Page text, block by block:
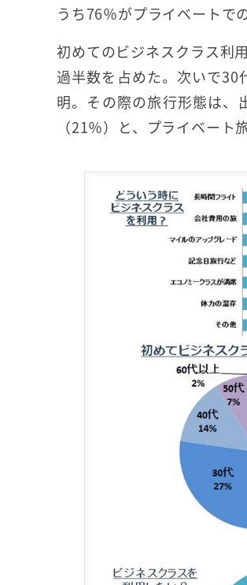
うち76％がプライベートで
初めてのビジネスクラス利
過半数を占めた。次いで
明。その際の旅行形態は、
（21％）と、プライベート